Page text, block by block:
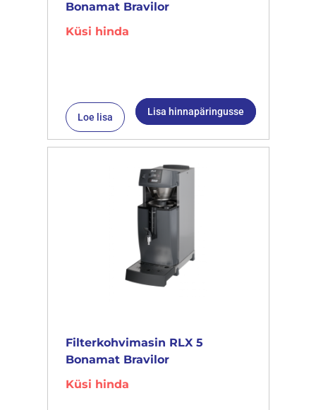
Bonamat Bravilor
Küsi hinda
Loe lisa Lisa hinnapäringusse
Filterkohvimasin RLX 5
Bonamat Bravilor
Küsi hinda